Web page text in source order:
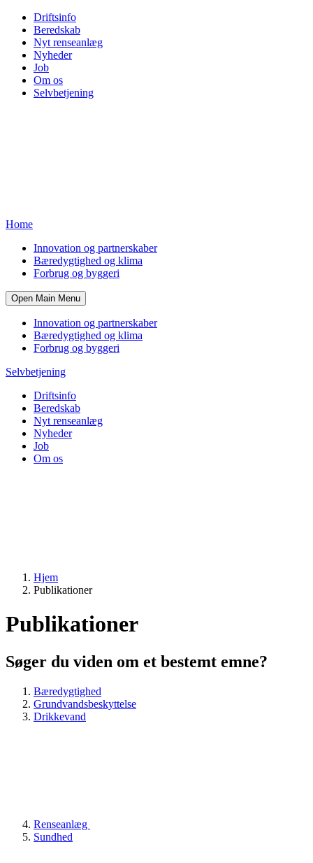
Driftsinfo
Beredskab
Nyt renseanlæg
Nyheder
Job
Om os
Selvbetjening
Home
Innovation og partnerskaber
Bæredygtighed og klima
Forbrug og byggeri
Open Main Menu
Innovation og partnerskaber
Bæredygtighed og klima
Forbrug og byggeri
Selvbetjening
Driftsinfo
Beredskab
Nyt renseanlæg
Nyheder
Job
Om os
Hjem
Publikationer
Publikationer
Søger du viden om et bestemt emne?
Bæredygtighed
Grundvandsbeskyttelse
Drikkevand
Renseanlæg
Sundhed